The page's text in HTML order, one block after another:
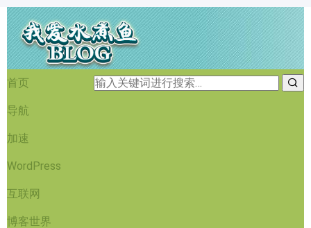
首页
导航
加速
WordPress
互联网
博客世界